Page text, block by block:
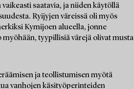
saatavia, ja niiden käytöllä
Ryijyjen väreissä oli myös
Kymijoen alueella, jonne
tyypillisiä värejä olivat musta
ja teollistumisen myötä
vanhojen käsityöperinteiden